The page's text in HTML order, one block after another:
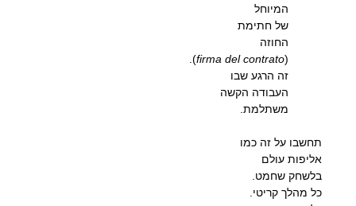
המיוחל
של חתימת
החוזה
(
firma del contrato
).
זה הרגע שבו
העבודה הקשה
משתלמת.
תחשבו על זה כמו
אליפות עולם
בלשחק שחמט.
כל מהלך קריטי.